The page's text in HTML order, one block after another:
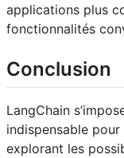
applications plus
fonctionnalités
Conclusion
LangChain
indispensable
explorant les